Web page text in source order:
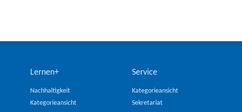
Lernen+
Nachhaltigkeit
Kategorieansicht
Service
Kategorieansicht
Sekretariat